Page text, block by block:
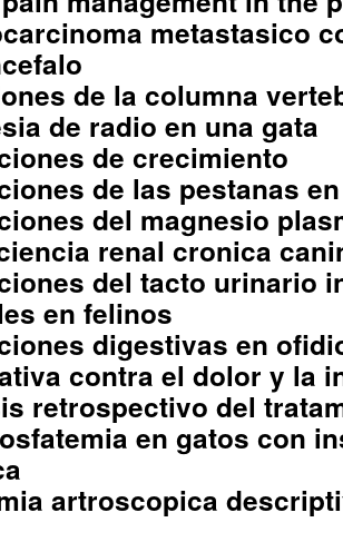
metastasico
de la columna
de radio en una gata
de crecimiento
de las pestanas
del magnesio
renal cronica
del tacto urinario
en felinos
digestivas en
contra el dolor y la
retrospectivo del
en gatos con
artroscopica